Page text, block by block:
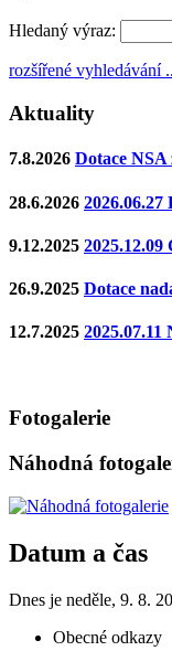
Hledaný výraz:
rozšířené vyhledávání
Aktuality
7.8.2026 Dotace
28.6.2026 2026.06.27
9.12.2025 2025.12.09
26.9.2025 Dotace
12.7.2025 2025.07.11
Fotogalerie
Náhodná
Datum a čas
Dnes je neděle, 9. 8.
Obecné odkazy